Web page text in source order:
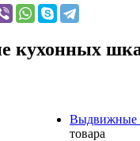
кухонных
Выдвижные
товара